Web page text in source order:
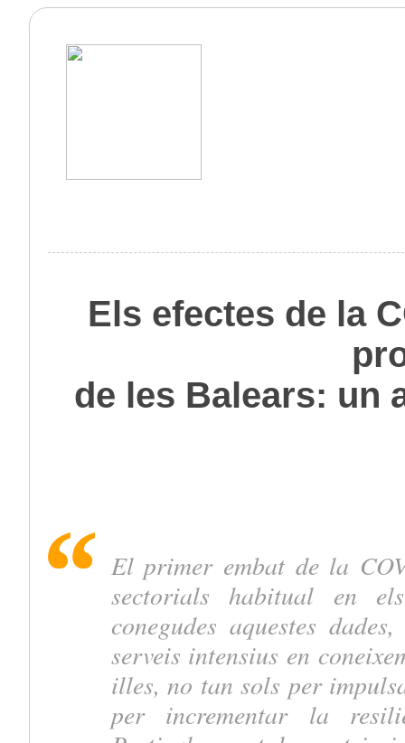
Els efectes de la
de les Balears: un
El primer embat de la
sectorials habitual en
conegudes aquestes
serveis intensius en
illes, no tan sols per
per incrementar la